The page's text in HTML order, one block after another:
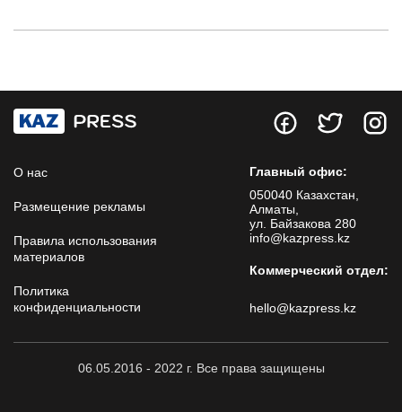
О нас
Размещение рекламы
Правила использования
материалов
Политика
конфиденциальности
Главный офис:
050040 Казахстан,
Алматы,
ул. Байзакова 280
info@kazpress.kz
Коммерческий отдел:
hello@kazpress.kz
06.05.2016 - 2022 г. Все права защищены